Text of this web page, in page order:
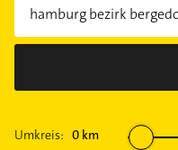
Umkreis: 0 km